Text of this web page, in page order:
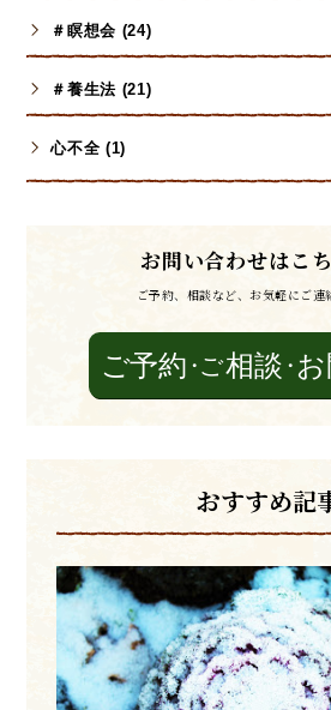
＃瞑想会 (24)
＃養生法 (21)
心不全 (1)
お問い合わせはこ
ご予約、相談など、お気軽にご連
おすすめ記